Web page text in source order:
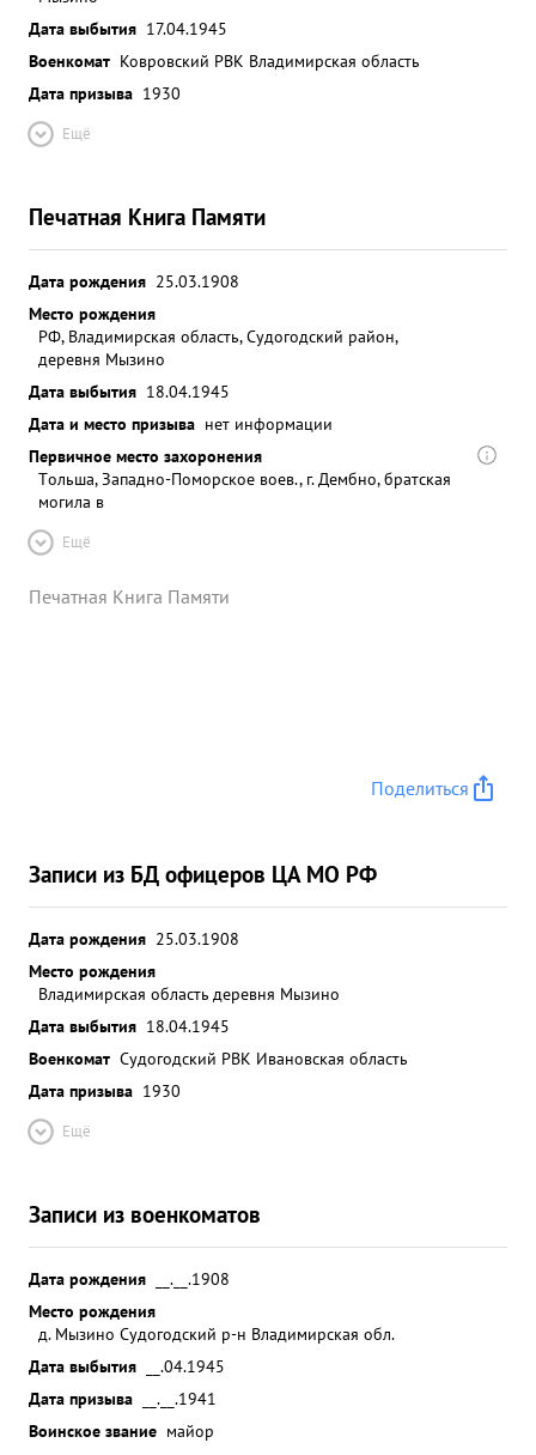
Дата выбытия 17.04.1945
Военкомат Ковровский РВК Владимирская область
Дата призыва 1930
Ещё
Печатная Книга Памяти
Дата рождения 25.03.1908
Место рождения
РФ, Владимирская область, Судогодский район,
деревня Мызино
Дата выбытия 18.04.1945
Дата и место призыва нет информации
Первичное место захоронения
Tольша, Западно-Поморское воев., г. Дембно, братская
могила в
Ещё
Печатная Книга Памяти
Поделиться
Записи из БД офицеров ЦА МО РФ
Дата рождения 25.03.1908
Место рождения
Владимирская область деревня Мызино
Дата выбытия 18.04.1945
Военкомат Судогодский РВК Ивановская область
Дата призыва 1930
Ещё
Записи из военкоматов
Дата рождения
__.__.1908
Место рождения
д. Мызино Судогодский р-н Владимирская обл.
Дата выбытия
__.04.1945
Дата призыва
__.__.1941
Воинское звание майор